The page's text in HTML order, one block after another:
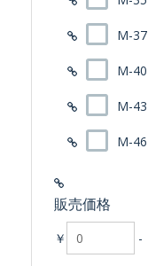
M-37
M-40
M-43
M-46
販売価格
￥ -